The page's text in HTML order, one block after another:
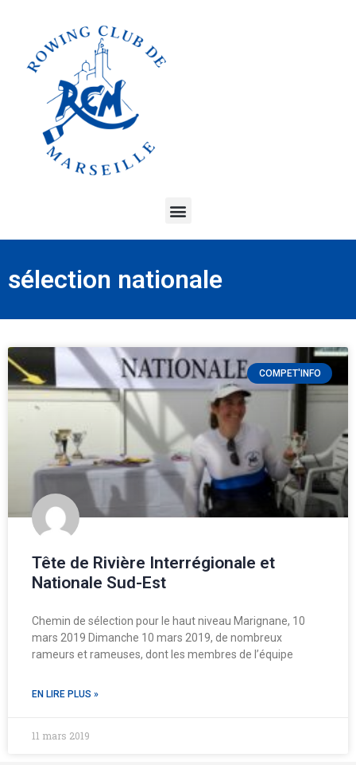
sélection nationale
COMPET'INFO
Tête de Rivière Interrégionale et
Nationale Sud-Est
Chemin de sélection pour le haut niveau Marignane, 10
mars 2019 Dimanche 10 mars 2019, de nombreux
rameurs et rameuses, dont les membres de l’équipe
EN LIRE PLUS »
11 mars 2019